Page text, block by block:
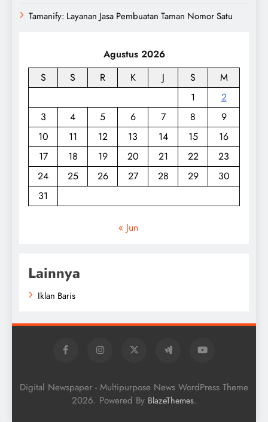
Tamanify: Layanan Jasa Pembuatan Taman Nomor Satu
Agustus 2026
S
S R K J S
M
1
2
3
4 5 6 7 8
9
10
11 12 13 14 15
16
17
18 19 20 21 22
23
24
25 26 27 28 29
30
31
« Jun
Lainnya
Iklan Baris
Digital Newspaper - Multipurpose News WordPress Theme
2026. Powered By BlazeThemes.